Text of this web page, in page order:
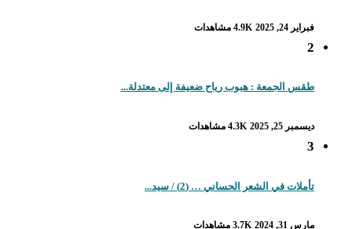
فبراير 24, 2025 4.9K مشاهدات
2
طقس الجمعة : هبوب رياح ضعيفة إلى معتدلة...
ديسمبر 25, 2025 4.3K مشاهدات
3
تأملات في الشعر الحساني … (2) / سيد...
مارس 31, 2024 3.7K مشاهدات